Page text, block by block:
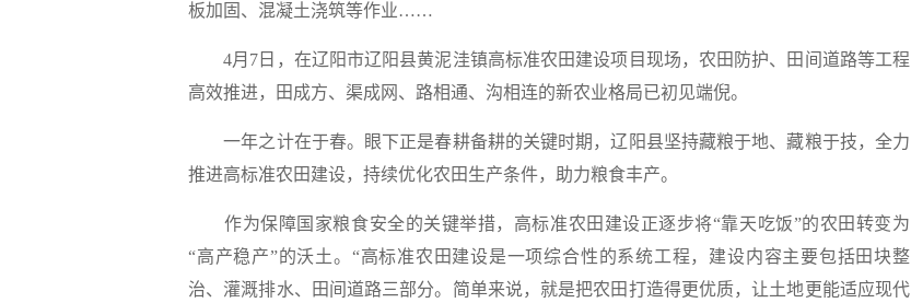
板加固、混凝土浇筑等作业……
4月7日，在辽阳市辽阳县黄泥洼镇高标准农田建设项目现场，农田防护、田间道路等工程
高效推进，田成方、渠成网、路相通、沟相连的新农业格局已初见端倪。
一年之计在于春。眼下正是春耕备耕的关键时期，辽阳县坚持藏粮于地、藏粮于技，全力
推进高标准农田建设，持续优化农田生产条件，助力粮食丰产。
作为保障国家粮食安全的关键举措，高标准农田建设正逐步将“靠天吃饭”的农田转变为
“高产稳产”的沃土。“高标准农田建设是一项综合性的系统工程，建设内容主要包括田块整
治、灌溉排水、田间道路三部分。简单来说，就是把农田打造得更优质，让土地更能适应现代